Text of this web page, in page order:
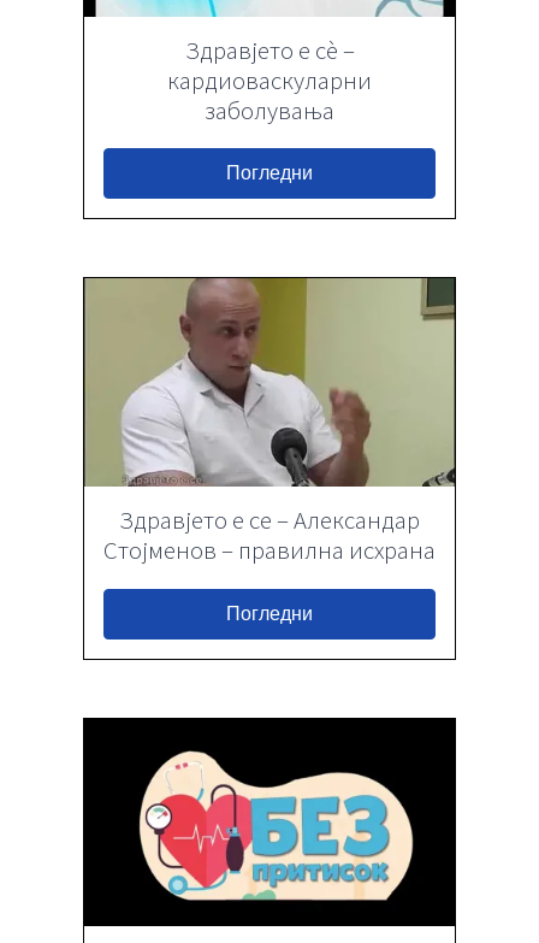
Здравјето е сѐ –
кардиоваскуларни
заболувања
Погледни
Здравјето е се – Александар
Стојменов – правилна исхрана
Погледни